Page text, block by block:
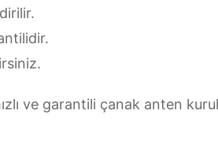
ve garantili çanak anten